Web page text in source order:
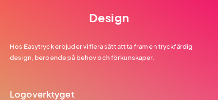
Design
Hos Easytryck erbjuder vi flera sätt att ta fram en tryckfärdig
design, beroende på behov och förkunskaper.
Logoverktyget